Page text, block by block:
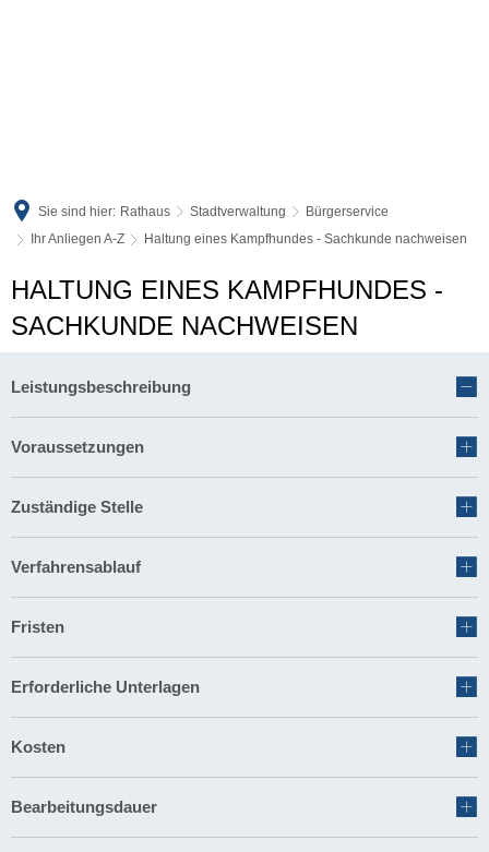
Sie sind hier: Rathaus Stadtverwaltung
Bürgerservice
Ihr Anliegen A-Z
Haltung eines Kampfhundes - Sachkunde nachweisen
HALTUNG EINES KAMPFHUNDES -
SACHKUNDE NACHWEISEN
Leistungsbeschreibung
Voraussetzungen
Zuständige Stelle
Verfahrensablauf
Fristen
Erforderliche Unterlagen
Kosten
Bearbeitungsdauer